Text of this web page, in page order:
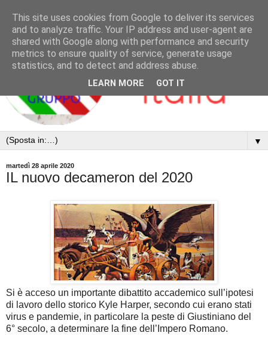
▼
martedì 28 aprile 2020
IL nuovo decameron del 2020
Si è acceso un importante dibattito accademico sull’ipotesi
di lavoro dello storico Kyle Harper, secondo cui erano stati
virus e pandemie, in particolare la peste di Giustiniano del
6° secolo, a determinare la fine dell’Impero Romano.
This site uses cookies from Google to deliver its services
and to analyze traffic. Your IP address and user-agent are
shared with Google along with performance and security
metrics to ensure quality of service, generate usage
statistics, and to detect and address abuse.
LEARN MORE GOT IT